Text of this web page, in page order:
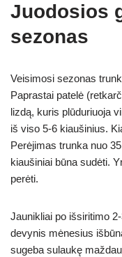
Juodosios
sezonas
Veisimosi sezonas
Paprastai patelė
lizdą, kuris plūduriuoja
iš viso 5-6 kiaušinius.
Perėjimas trunka nuo
kiaušiniai būna sudėti.
perėti.
Jaunikliai po išsiritimo
devynis mėnesius
sugeba sulaukę